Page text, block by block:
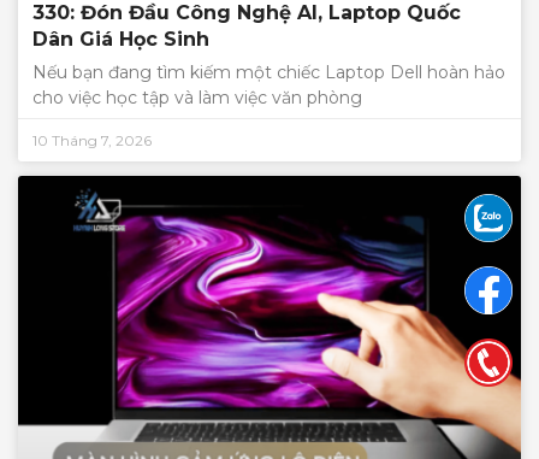
330: Đón Đầu Công Nghệ AI, Laptop Quốc
Dân Giá Học Sinh
Nếu bạn đang tìm kiếm một chiếc Laptop Dell hoàn hảo
cho việc học tập và làm việc văn phòng
10 Tháng 7, 2026